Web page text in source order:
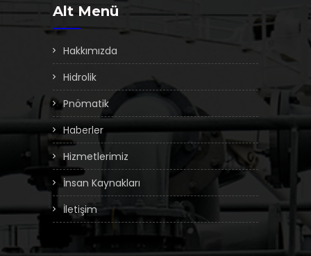
Alt Menü
Hakkımızda
Hidrolik
Pnömatik
Haberler
Hizmetlerimiz
İnsan Kaynakları
İletişim